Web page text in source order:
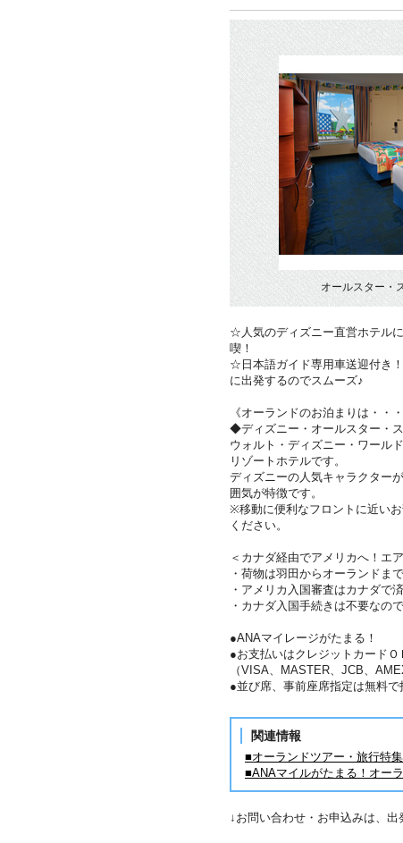
オールスター・
☆人気のディズニー直営ホテル
喫！
☆日本語ガイド専用車送迎付き
に出発するのでスムーズ♪
《オーランドのお泊まりは・・・
◆ディズニー・オールスター・
ウォルト・ディズニー・ワール
リゾートホテルです。
ディズニーの人気キャラクター
囲気が特徴です。
※移動に便利なフロントに近い
ください。
＜カナダ経由でアメリカへ！エ
・荷物は羽田からオーランドま
・アメリカ入国審査はカナダで
・カナダ入国手続きは不要なの
●ANAマイレージがたまる！
●お支払いはクレジットカードＯ
（VISA、MASTER、JCB、
●並び席、事前座席指定は無料で
関連情報
■オーランドツアー・旅行特集
■ANAマイルがたまる！オー
↓お問い合わせ・お申込みは、出